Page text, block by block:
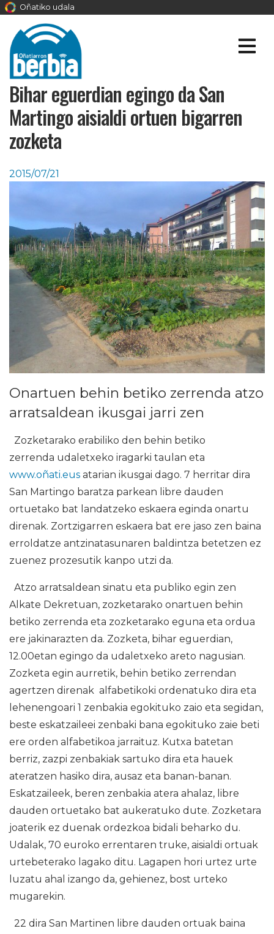
Oñatiko udala
Bihar eguerdian egingo da San
Martingo aisialdi ortuen bigarren
zozketa
2015/07/21
Onartuen behin betiko zerrenda atzo
arratsaldean ikusgai jarri zen
Zozketarako erabiliko den behin betiko
zerrenda udaletxeko iragarki taulan eta
www.oñati.eus atarian ikusgai dago. 7 herritar dira
San Martingo baratza parkean libre dauden
ortuetako bat landatzeko eskaera eginda onartu
direnak. Zortzigarren eskaera bat ere jaso zen baina
erroldatze antzinatasunaren baldintza betetzen ez
zuenez prozesutik kanpo utzi da.
Atzo arratsaldean sinatu eta publiko egin zen
Alkate Dekretuan, zozketarako onartuen behin
betiko zerrenda eta zozketarako eguna eta ordua
ere jakinarazten da. Zozketa, bihar eguerdian,
12.00etan egingo da udaletxeko areto nagusian.
Zozketa egin aurretik, behin betiko zerrendan
agertzen direnak alfabetikoki ordenatuko dira eta
lehenengoari 1 zenbakia egokituko zaio eta segidan,
beste eskatzaileei zenbaki bana egokituko zaie beti
ere orden alfabetikoa jarraituz. Kutxa batetan
berriz, zazpi zenbakiak sartuko dira eta hauek
ateratzen hasiko dira, ausaz eta banan-banan.
Eskatzaileek, beren zenbakia atera ahalaz, libre
dauden ortuetako bat aukeratuko dute. Zozketara
joaterik ez duenak ordezkoa bidali beharko du.
Udalak, 70 euroko errentaren truke, aisialdi ortuak
urtebeterako lagako ditu. Lagapen hori urtez urte
luzatu ahal izango da, gehienez, bost urteko
mugarekin.
22 dira San Martinen libre dauden ortuak baina